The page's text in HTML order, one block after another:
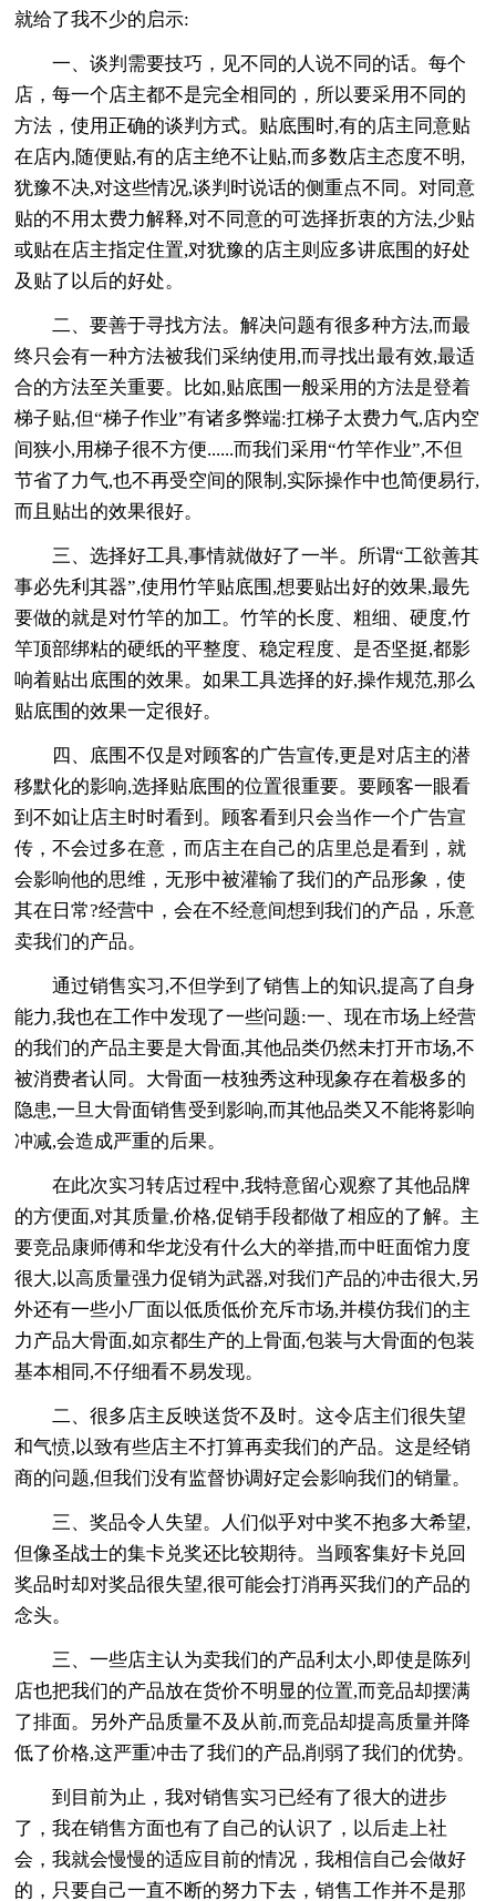
就给了我不少的启示:
一、谈判需要技巧，见不同的人说不同的话。每个
店，每一个店主都不是完全相同的，所以要采用不同的
方法，使用正确的谈判方式。贴底围时,有的店主同意贴
在店内,随便贴,有的店主绝不让贴,而多数店主态度不明,
犹豫不决,对这些情况,谈判时说话的侧重点不同。对同意
贴的不用太费力解释,对不同意的可选择折衷的方法,少贴
或贴在店主指定住置,对犹豫的店主则应多讲底围的好处
及贴了以后的好处。
二、要善于寻找方法。解决问题有很多种方法,而最
终只会有一种方法被我们采纳使用,而寻找出最有效,最适
合的方法至关重要。比如,贴底围一般采用的方法是登着
梯子贴,但“梯子作业”有诸多弊端:扛梯子太费力气,店内空
间狭小,用梯子很不方便......而我们采用“竹竿作业”,不但
节省了力气,也不再受空间的限制,实际操作中也简便易行,
而且贴出的效果很好。
三、选择好工具,事情就做好了一半。所谓“工欲善其
事必先利其器”,使用竹竿贴底围,想要贴出好的效果,最先
要做的就是对竹竿的加工。竹竿的长度、粗细、硬度,竹
竿顶部绑粘的硬纸的平整度、稳定程度、是否坚挺,都影
响着贴出底围的效果。如果工具选择的好,操作规范,那么
贴底围的效果一定很好。
四、底围不仅是对顾客的广告宣传,更是对店主的潜
移默化的影响,选择贴底围的位置很重要。要顾客一眼看
到不如让店主时时看到。顾客看到只会当作一个广告宣
传，不会过多在意，而店主在自己的店里总是看到，就
会影响他的思维，无形中被灌输了我们的产品形象，使
其在日常?经营中，会在不经意间想到我们的产品，乐意
卖我们的产品。
通过销售实习,不但学到了销售上的知识,提高了自身
能力,我也在工作中发现了一些问题:一、现在市场上经营
的我们的产品主要是大骨面,其他品类仍然未打开市场,不
被消费者认同。大骨面一枝独秀这种现象存在着极多的
隐患,一旦大骨面销售受到影响,而其他品类又不能将影响
冲减,会造成严重的后果。
在此次实习转店过程中,我特意留心观察了其他品牌
的方便面,对其质量,价格,促销手段都做了相应的了解。主
要竞品康师傅和华龙没有什么大的举措,而中旺面馆力度
很大,以高质量强力促销为武器,对我们产品的冲击很大,另
外还有一些小厂面以低质低价充斥市场,并模仿我们的主
力产品大骨面,如京都生产的上骨面,包装与大骨面的包装
基本相同,不仔细看不易发现。
二、很多店主反映送货不及时。这令店主们很失望
和气愤,以致有些店主不打算再卖我们的产品。这是经销
商的问题,但我们没有监督协调好定会影响我们的销量。
三、奖品令人失望。人们似乎对中奖不抱多大希望,
但像圣战士的集卡兑奖还比较期待。当顾客集好卡兑回
奖品时却对奖品很失望,很可能会打消再买我们的产品的
念头。
三、一些店主认为卖我们的产品利太小,即使是陈列
店也把我们的产品放在货价不明显的位置,而竞品却摆满
了排面。另外产品质量不及从前,而竞品却提高质量并降
低了价格,这严重冲击了我们的产品,削弱了我们的优势。
到目前为止，我对销售实习已经有了很大的进步
了，我在销售方面也有了自己的认识了，以后走上社
会，我就会慢慢的适应目前的情况，我相信自己会做好
的，只要自己一直不断的努力下去，销售工作并不是那